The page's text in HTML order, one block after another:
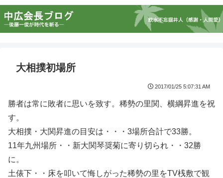
大相撲初場所
2017/01/25 5:07:31 AM
勝者は常に敗者に思いを致す。稀勢の里関、横綱昇進を祝
す。
大相撲・大関昇進の目安は・・・3場所合計で33勝。
11年九州場所・・新大関琴奨菊に寄り切られ・・32勝
に。
土俵下・・床を叩いて悔しがった稀勢の里をTV桟敷で観